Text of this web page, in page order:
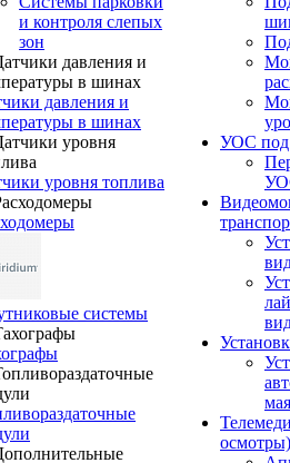
и контроля слепых
зон
давления и
в шинах
уровня топлива
системы
УОС
осмотры)